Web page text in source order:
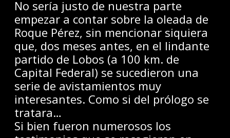
No sería justo de nuestra parte
empezar a contar sobre la oleada de
Roque Pérez, sin mencionar siquiera
que, dos meses antes, en el lindante
partido de Lobos (a 100 km. de
Capital Federal) se sucedieron una
serie de avistamientos muy
interesantes. Como si del prólogo se
tratara…
Si bien fueron numerosos los